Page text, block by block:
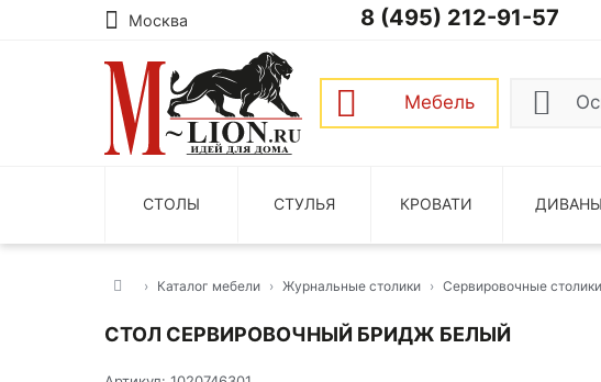
Москва 8 (495) 212-91-57
Мебель
СТОЛЫ СТУЛЬЯ КРОВАТИ ДИВАНЫ
Каталог мебели Журнальные столики Сервировочные
СТОЛ СЕРВИРОВОЧНЫЙ БРИДЖ БЕЛЫЙ